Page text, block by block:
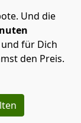
Und die
für Dich
den Preis.